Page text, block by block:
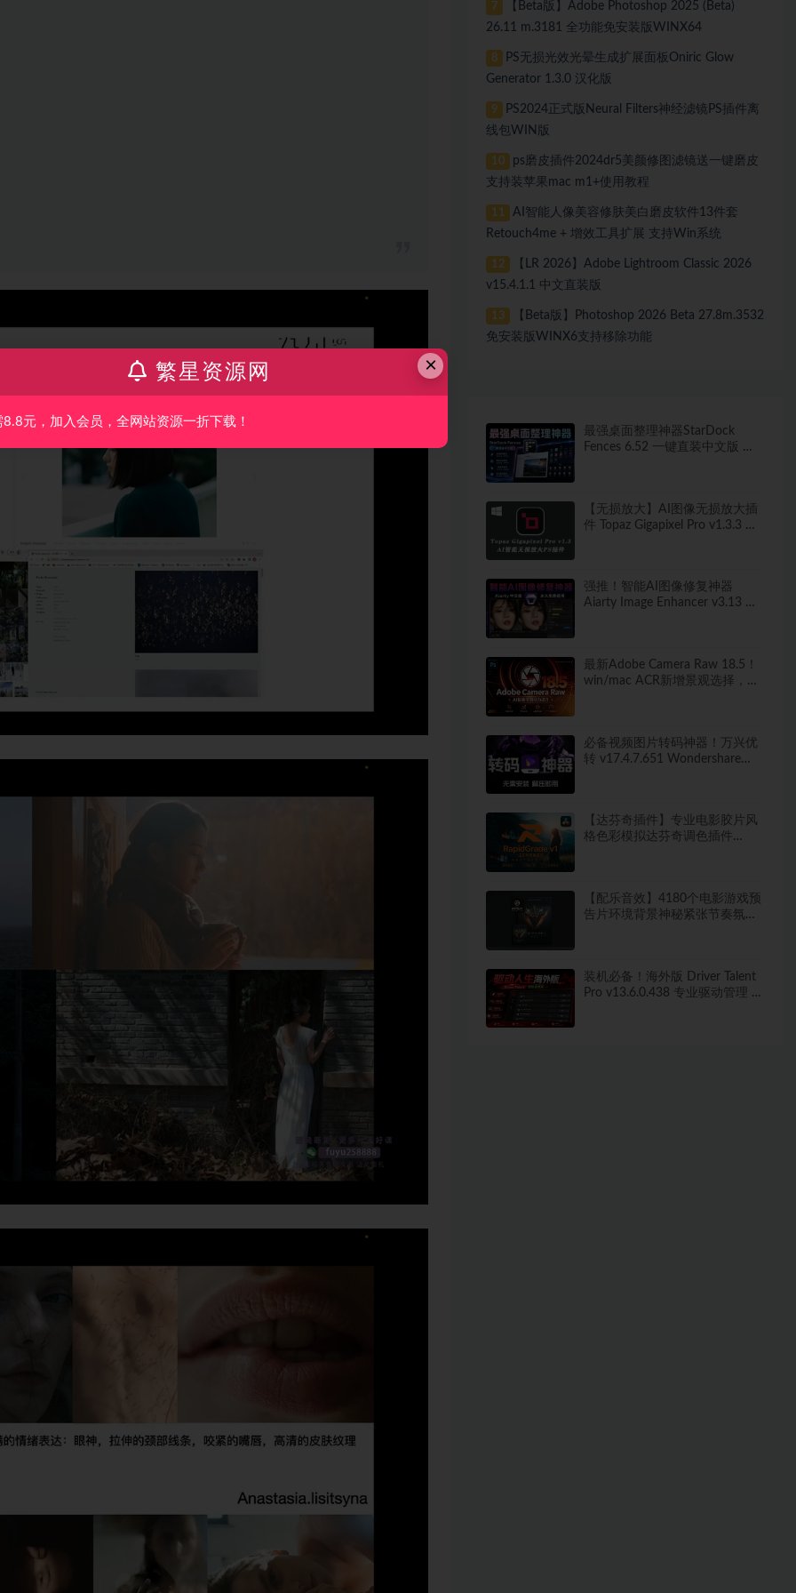
7
【Beta版】Adobe Photoshop 2025 (Beta)
26.11 m.3181 全功能免安装版WINX64
8
PS无损光效光晕生成扩展面板Oniric Glow
Generator 1.3.0 汉化版
9
PS2024正式版Neural Filters神经滤镜PS插件离
线包WIN版
10
ps磨皮插件2024dr5美颜修图滤镜送一键磨皮
支持装苹果mac m1+使用教程
11
AI智能人像美容修肤美白磨皮软件13件套
Retouch4me + 增效工具扩展 支持Win系统
12
【LR 2026】Adobe Lightroom Classic 2026
v15.4.1.1 中文直装版
13
【Beta版】Photoshop 2026 Beta 27.8m.3532
免安装版WINX6支持移除功能
最强桌面整理神器StarDock
Fences 6.52 一键直装中文版 秒
【无损放大】AI图像无损放大插
件 Topaz Gigapixel Pro v1.3.3 中
强推！智能AI图像修复神器
Aiarty Image Enhancer v3.13 ！
最新Adobe Camera Raw 18.5！
win/mac ACR新增景观选择，干
必备视频图片转码神器！万兴优
转 v17.4.7.651 Wondershare
【达芬奇插件】专业电影胶片风
格色彩模拟达芬奇调色插件
【配乐音效】4180个电影游戏预
告片环境背景神秘紧张节奏氛围
装机必备！海外版 Driver Talent
Pro v13.6.0.438 专业驱动管理 告
×
繁星资源网
8.8元，加入会员，全网站资源一折下载！